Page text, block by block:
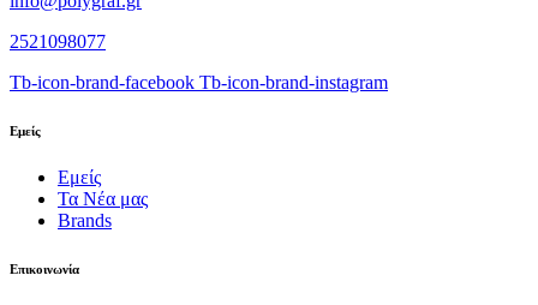
2521098077
Tb-icon-brand-facebook Tb-icon-brand-instagram
Εμείς
Εμείς
Τα Νέα μας
Brands
Επικοινωνία